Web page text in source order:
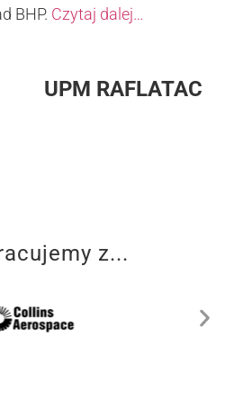
BHP. Czytaj dalej…
UPM RAFLATAC
z...